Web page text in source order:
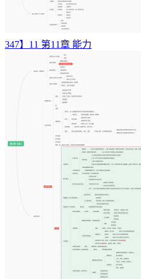
347】11 第11章 能力